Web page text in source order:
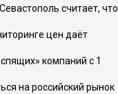
считает, что
цен даёт
компаний с 1
на российский рынок